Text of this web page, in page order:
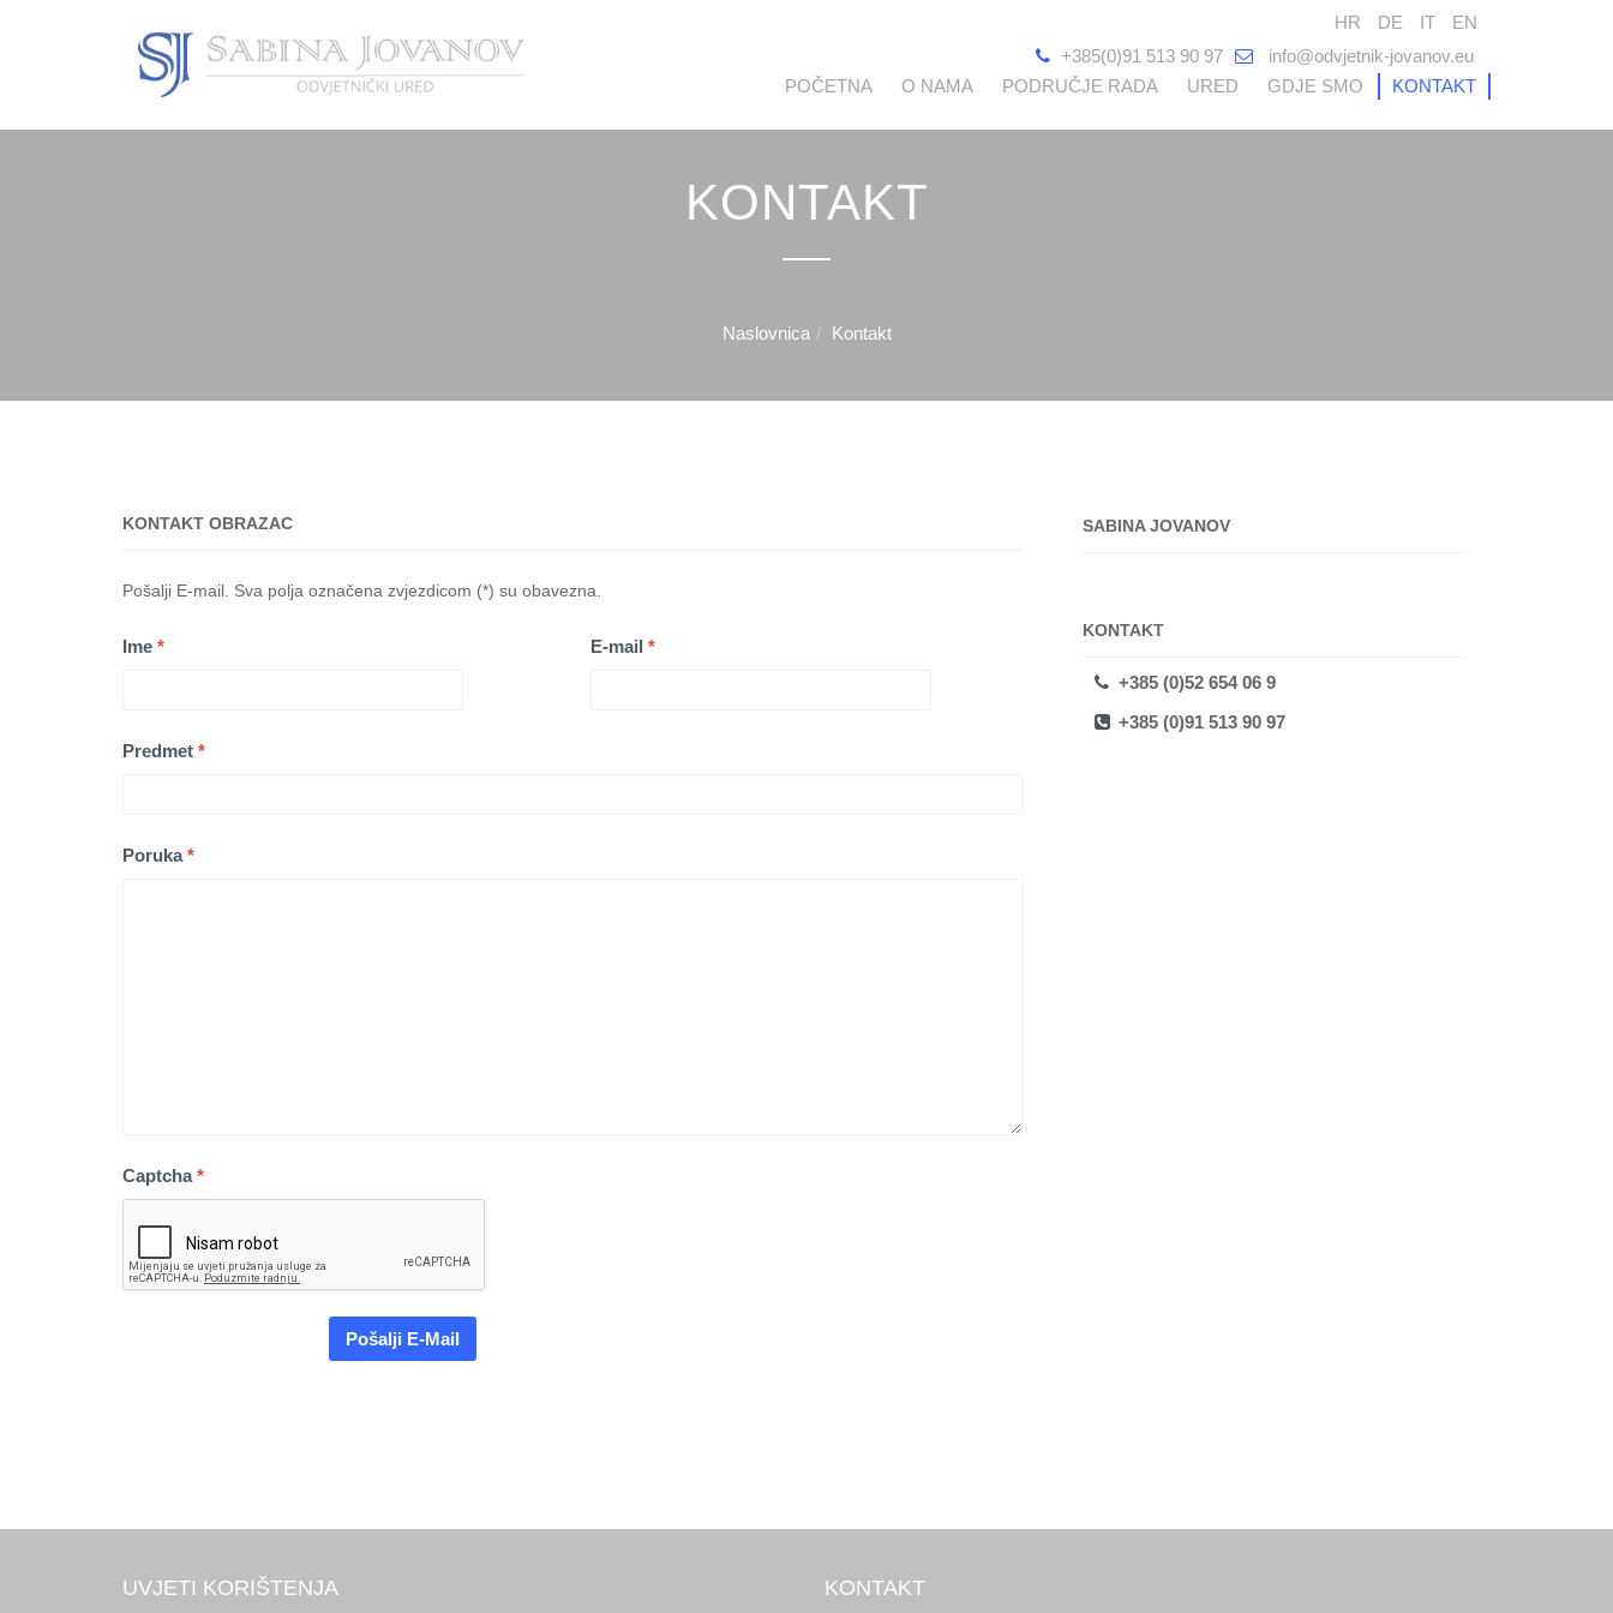
HR DE IT
EN
+385(0)91 513 90 97
info@odvjetnik-jovanov.eu
POČETNA
O NAMA PODRUČJE RADA URED GDJE SMO KONTAKT
KONTAKT
Naslovnica Kontakt
KONTAKT OBRAZAC
Pošalji E-mail. Sva polja označena zvjezdicom (*) su obavezna.
Ime * E-mail *
Predmet *
Poruka*
Captcha*
Pošalji E-Mail
SABINA JOVANOV
KONTAKT
+385 (0)52 654 06 9
+385 (0)91 513 90 97
UVJETI KORIŠTENJA KONTAKT